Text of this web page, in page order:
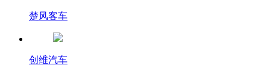
楚风客车
创维汽车